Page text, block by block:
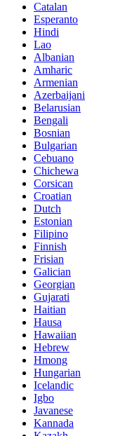
Catalan
Esperanto
Hindi
Lao
Albanian
Amharic
Armenian
Azerbaijani
Belarusian
Bengali
Bosnian
Bulgarian
Cebuano
Chichewa
Corsican
Croatian
Dutch
Estonian
Filipino
Finnish
Frisian
Galician
Georgian
Gujarati
Haitian
Hausa
Hawaiian
Hebrew
Hmong
Hungarian
Icelandic
Igbo
Javanese
Kannada